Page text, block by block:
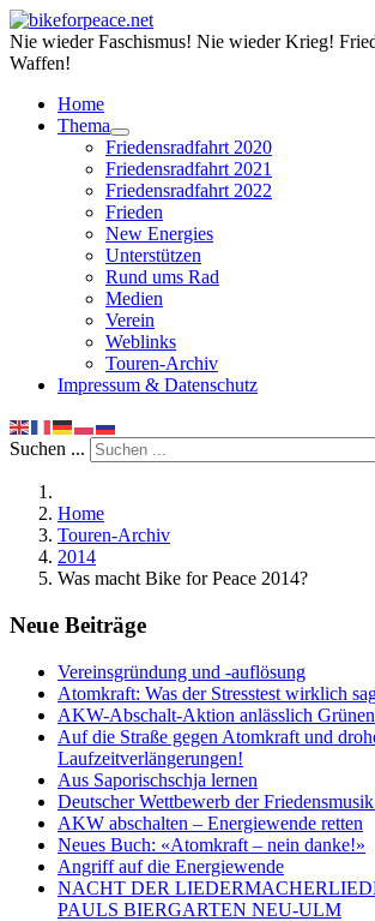
Nie wieder Faschismus! Nie wieder Krieg!
Waffen!
Home
Thema
Friedensradfahrt 2020
Friedensradfahrt 2021
Friedensradfahrt 2022
Frieden
New Energies
Unterstützen
Rund ums Rad
Medien
Verein
Weblinks
Touren-Archiv
Impressum & Datenschutz
Suchen ...
Home
Touren-Archiv
2014
Was macht Bike for Peace 2014?
Neue Beiträge
Vereinsgründung und -auflösung
Atomkraft: Was der Stresstest wirklich
AKW-Abschalt-Aktion anlässlich
Auf die Straße gegen Atomkraft und
Laufzeitverlängerungen!
Aus Saporischschja lernen
Deutscher Wettbewerb der
AKW abschalten – Energiewende retten
Neues Buch: «Atomkraft – nein danke!»
Angriff auf die Energiewende
NACHT DER
PAULS BIERGARTEN NEU-ULM